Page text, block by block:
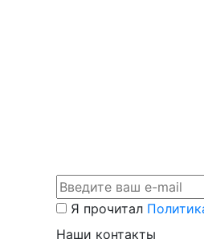
Я прочитал
Наши контакты